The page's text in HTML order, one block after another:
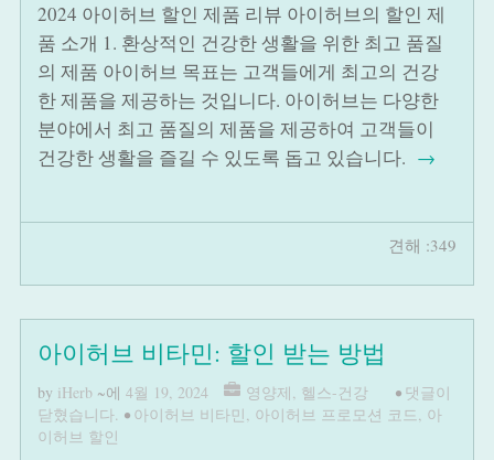
2024 아이허브 할인 제품 리뷰 아이허브의 할인 제
품 소개 1. 환상적인 건강한 생활을 위한 최고 품질
의 제품 아이허브 목표는 고객들에게 최고의 건강
한 제품을 제공하는 것입니다. 아이허브는 다양한
분야에서 최고 품질의 제품을 제공하여 고객들이
건강한 생활을 즐길 수 있도록 돕고 있습니다. →
견해 :349
아이허브 비타민: 할인 받는 방법
by iHerb ~에 4월 19, 2024 영양제, 헬스-건강 • 댓글이
닫혔습니다. • 아이허브 비타민, 아이허브 프로모션 코드, 아
이허브 할인